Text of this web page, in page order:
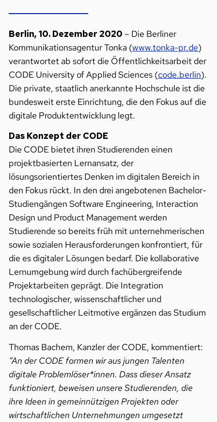
Berlin, 10. Dezember 2020 – Die Berliner
Kommunikationsagentur Tonka (www.tonka-pr.de)
verantwortet ab sofort die Öffentlichkeitsarbeit der
CODE University of Applied Sciences (code.berlin).
Die private, staatlich anerkannte Hochschule ist die
bundesweit erste Einrichtung, die den Fokus auf die
digitale Produktentwicklung legt.
Das Konzept der CODE
Die CODE bietet ihren Studierenden einen
projektbasierten Lernansatz, der
lösungsorientiertes Denken im digitalen Bereich in
den Fokus rückt. In den drei angebotenen Bachelor-
Studiengängen Software Engineering, Interaction
Design und Product Management werden
Studierende so bereits früh mit unternehmerischen
sowie sozialen Herausforderungen konfrontiert, für
die es digitaler Lösungen bedarf. Die kollaborative
Lernumgebung wird durch fachübergreifende
Projektarbeiten geprägt. Die Integration
technologischer, wissenschaftlicher und
gesellschaftlicher Leitmotive ergänzen das Studium
an der CODE.
Thomas Bachem, Kanzler der CODE, kommentiert:
“An der CODE formen wir aus jungen Talenten
digitale Problemlöser*innen. Dass dieser Ansatz
funktioniert, beweisen unsere Studierenden, die
ihre Ideen in gemeinnützigen Projekten oder
wirtschaftlichen Unternehmungen umgesetzt